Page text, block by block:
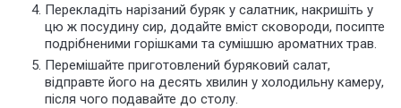
Перекладіть нарізаний буряк у салатник, накришіть у
цю ж посудину сир, додайте вміст сковороди, посипте
подрібненими горішками та сумішшю ароматних трав.
Перемішайте приготовлений буряковий салат,
відправте його на десять хвилин у холодильну камеру,
після чого подавайте до столу.